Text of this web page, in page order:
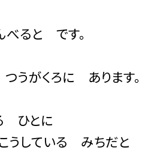
ると です。
うがくろに あります。
ひとに
うしている みちだと